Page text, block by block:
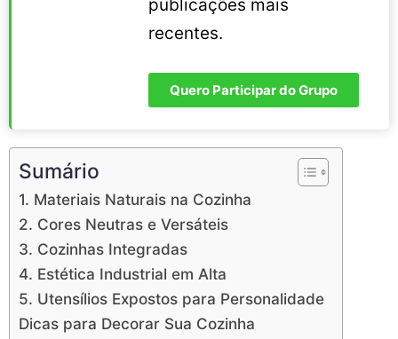
publicações mais
recentes.
Quero Participar do Grupo
Sumário
1. Materiais Naturais na Cozinha
2. Cores Neutras e Versáteis
3. Cozinhas Integradas
4. Estética Industrial em Alta
5. Utensílios Expostos para Personalidade
Dicas para Decorar Sua Cozinha